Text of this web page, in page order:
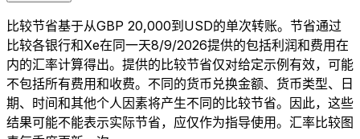
比较节省基于从GBP 20,000到USD的单次转账。节省通过
比较各银行和Xe在同一天8/9/2026提供的包括利润和费用在
内的汇率计算得出。提供的比较节省仅对给定示例有效，可能
不包括所有费用和收费。不同的货币兑换金额、货币类型、日
期、时间和其他个人因素将产生不同的比较节省。因此，这些
结果可能不能表示实际节省，应仅作为指导使用。汇率比较图